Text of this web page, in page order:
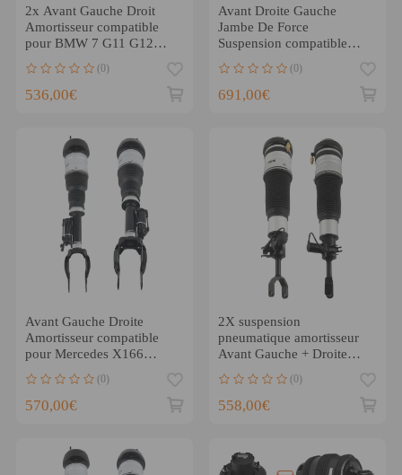
2x Avant Gauche Droit
Amortisseur compatible
pour BMW 7 G11 G12
730i 740i 750i 725d 730d
(0)
536,00€
Avant Droite Gauche
Jambe De Force
Suspension compatible
pour Porsche Panamera
970 2014-2016
(0)
691,00€
Avant Gauche Droite
Amortisseur compatible
pour Mercedes X166
W166 ML350 ML500
GL350 GL500
(0)
570,00€
2X suspension
pneumatique amortisseur
Avant Gauche + Droite
compatible pour Audi
A6(C6)
(0)
558,00€